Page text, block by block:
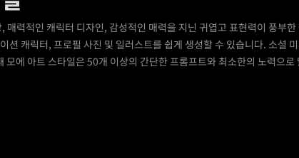
매력적인 캐릭터 디자인, 감성적인 매력을 지닌 귀엽고 표현력이 풍부
션 캐릭터, 프로필 사진 및 일러스트를 쉽게 생성할 수 있습니다. 소셜
모에 아트 스타일은 50개 이상의 간단한 프롬프트와 최소한의 노력으